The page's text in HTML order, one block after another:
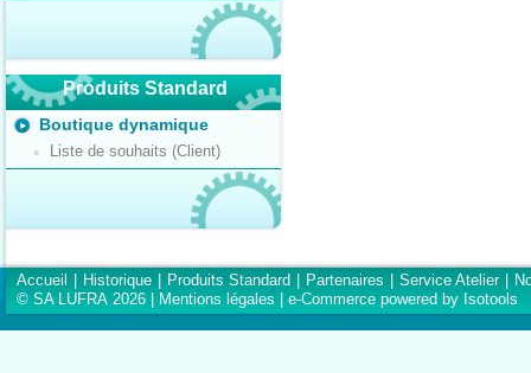
Produits Standard
Boutique dynamique
Liste de souhaits (Client)
Accueil Historique Produits Standard Partenaires Service Atelier
© SA LUFRA 2026 |
Mentions légales e-Commerce powered by Isotools